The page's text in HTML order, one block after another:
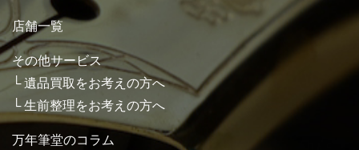
店舗一覧
その他サービス
遺品買取をお考えの方へ
生前整理をお考えの方へ
万年筆堂のコラム